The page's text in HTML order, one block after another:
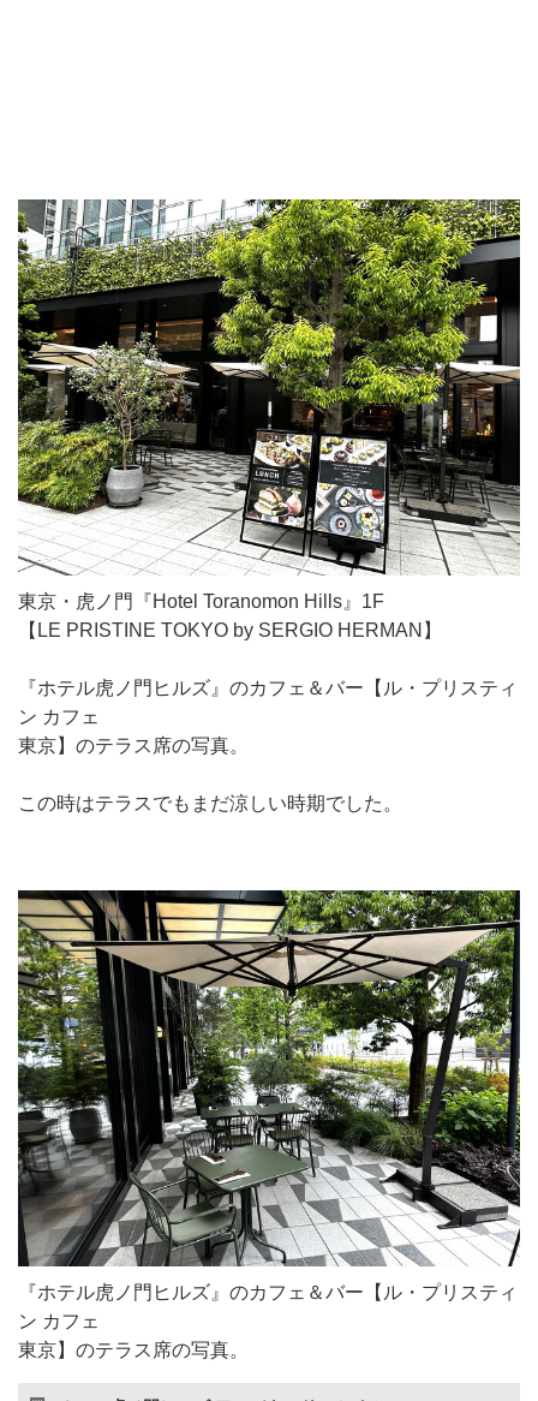
東京・虎ノ門『Hotel Toranomon Hills』1F
【LE PRISTINE TOKYO by SERGIO HERMAN】
『ホテル虎ノ門ヒルズ』のカフェ＆バー【ル・プリスティ
ン カフェ
東京】のテラス席の写真。
この時はテラスでもまだ涼しい時期でした。
『ホテル虎ノ門ヒルズ』のカフェ＆バー【ル・プリスティ
ン カフェ
東京】のテラス席の写真。